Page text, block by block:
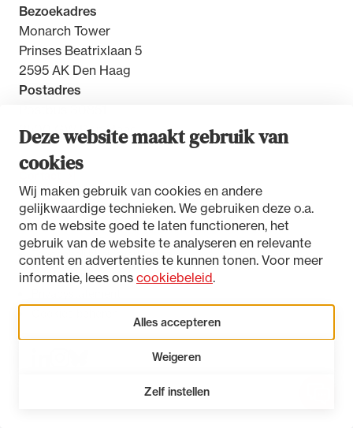
Deze website maakt gebruik van
cookies
Wij maken gebruik van cookies en andere
gelijkwaardige technieken. We gebruiken deze o.a.
om de website goed te laten functioneren, het
gebruik van de website te analyseren en relevante
content en advertenties te kunnen tonen. Voor meer
informatie, lees ons cookiebeleid.
Alles accepteren
Weigeren
Zelf instellen
Bezoekadres
Monarch Tower
Prinses Beatrixlaan 5
2595 AK Den Haag
Postadres
2500 GW Den Haag
Toegankelijkheidsverklaring
Disclaimer